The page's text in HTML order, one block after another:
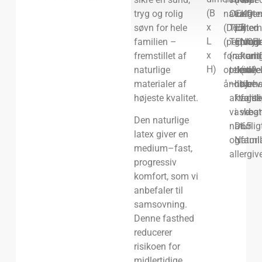
tryg og rolig
søvn for hele
familien –
fremstillet af
naturlige
materialer af
højeste kvalitet.
Den naturlige
latex giver en
medium–fast,
progressiv
komfort, som vi
anbefaler til
samsovning.
Denne fasthed
reducerer
risikoen for
(B
x
L
x
H)
(D65)
for
optimal
OEKO-
TEX
tekstil)
–
og
vægt
på
grund
af
den
høje
i
D65
–
med
til
i